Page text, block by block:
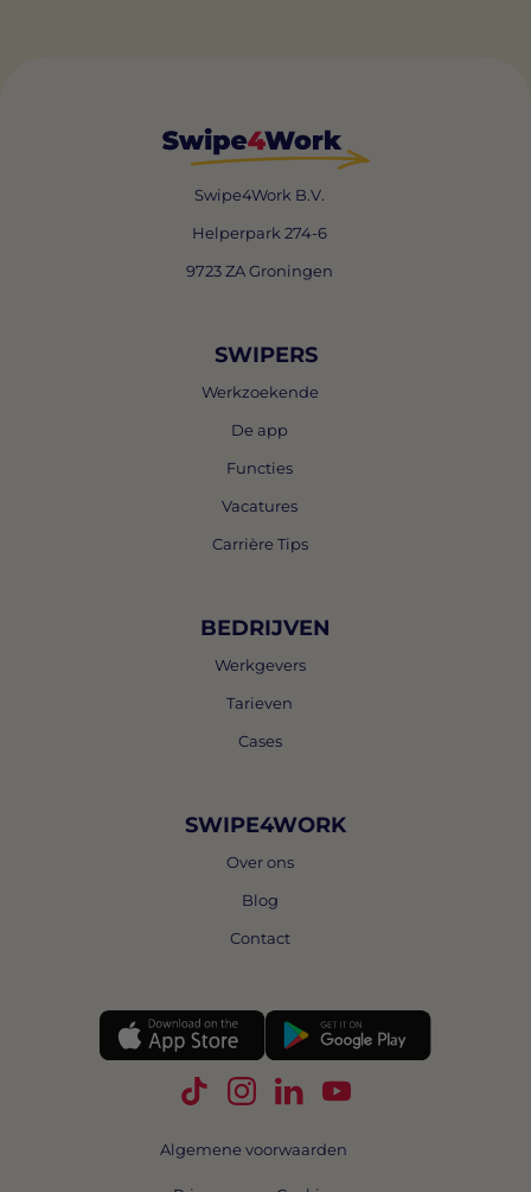
Swipe4Work B.V.
Helperpark 274-6
9723 ZA Groningen
SWIPERS
Werkzoekende
De app
Functies
Vacatures
Carrière Tips
BEDRIJVEN
Werkgevers
Tarieven
Cases
SWIPE4WORK
Over ons
Blog
Contact
Volg Swipe4Work op TikTok
Volg Swipe4Work op
Volg Swipe4Work op
Volg Swipe4Work
Algemene voorwaarden